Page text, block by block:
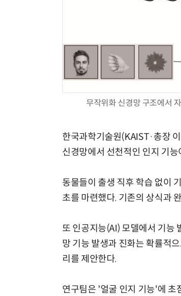
무작위화 신경망 구조에서
한국과학기술원(KAIST·총장
신경망에서 선천적인 인지 기
동물들이 출생 직후 학습 없이
초를 마련했다. 기존의 상식과
또 인공지능(AI) 모델에서 기능
망 기능 발생과 진화는 확률적
리를 제안한다.
연구팀은 '얼굴 인지 기능'에 초